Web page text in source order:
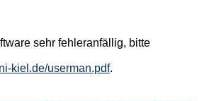
sehr fehleranfällig, bitte
kiel.de/userman.pdf.